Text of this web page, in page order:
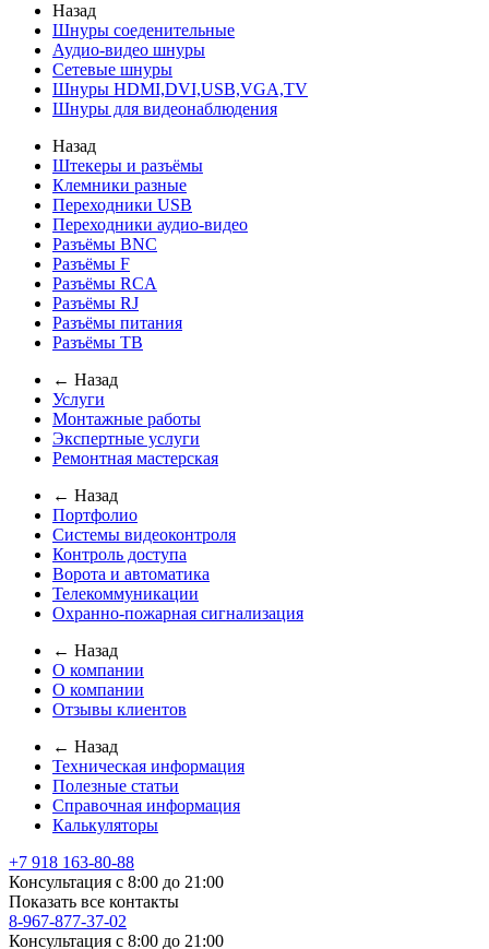
Назад
Шнуры соеденительные
Аудио-видео шнуры
Сетевые шнуры
Шнуры HDMI,DVI,USB,VGA,TV
Шнуры для видеонаблюдения
Назад
Штекеры и разъёмы
Клемники разные
Переходники USB
Переходники аудио-видео
Разъёмы BNC
Разъёмы F
Разъёмы RCA
Разъёмы RJ
Разъёмы питания
Разъёмы ТВ
← Назад
Услуги
Монтажные работы
Экспертные услуги
Ремонтная мастерская
← Назад
Портфолио
Системы видеоконтроля
Контроль доступа
Ворота и автоматика
Телекоммуникации
Охранно-пожарная сигнализация
← Назад
О компании
О компании
Отзывы клиентов
← Назад
Техническая информация
Полезные статьи
Справочная информация
Калькуляторы
+7 918 163-80-88
Консультация с 8:00 до 21:00
Показать все контакты
8-967-877-37-02
Консультация с 8:00 до 21:00